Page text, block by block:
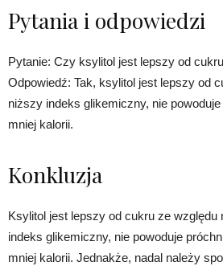
Pytania i odpowiedzi
Pytanie: Czy ksylitol jest lepszy od
Odpowiedź: Tak, ksylitol jest lepszy od
niższy indeks glikemiczny, nie
mniej kalorii.
Konkluzja
Ksylitol jest lepszy od cukru ze względu
indeks glikemiczny, nie powoduje
mniej kalorii. Jednakże, nadal należy